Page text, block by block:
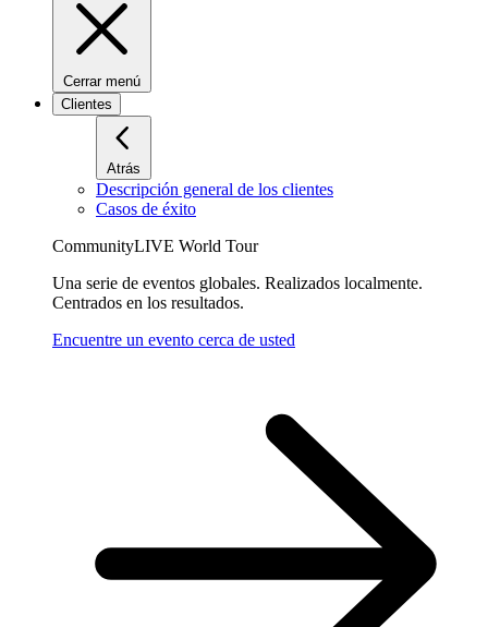
Cerrar menú
Clientes
Atrás
Descripción general de los clientes
Casos de éxito
CommunityLIVE World Tour
Una serie de eventos globales. Realizados localmente.
Centrados en los resultados.
Encuentre un evento cerca de usted